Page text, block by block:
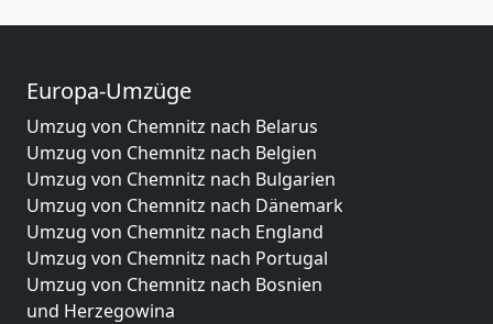
Europa-Umzüge
Umzug von Chemnitz nach Belarus
Umzug von Chemnitz nach Belgien
Umzug von Chemnitz nach Bulgarien
Umzug von Chemnitz nach Dänemark
Umzug von Chemnitz nach England
Umzug von Chemnitz nach Portugal
Umzug von Chemnitz nach Bosnien
und Herzegowina